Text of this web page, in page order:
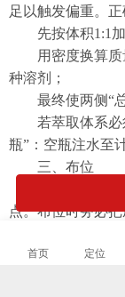
足以触发偏重。正
先按体积1:1加
用密度换算质
种溶剂；
最终使两侧“总
若萃取体系必
瓶”：空瓶注水至
三、布位
机械振荡萃取仪
点。布位时务必
衡。对于8位转盘
首页 定位